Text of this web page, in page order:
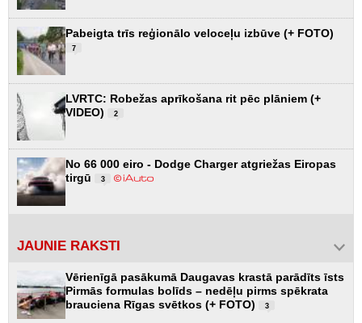
Pabeigta trīs reģionālo veloceļu izbūve (+ FOTO)
7
LVRTC: Robežas aprīkošana rit pēc plāniem (+
VIDEO)
2
No 66 000 eiro - Dodge Charger atgriežas Eiropas
tirgū
3
JAUNIE RAKSTI
Vērienīgā pasākumā Daugavas krastā parādīts īsts
Pirmās formulas bolīds – nedēļu pirms spēkrata
brauciena Rīgas svētkos (+ FOTO)
3